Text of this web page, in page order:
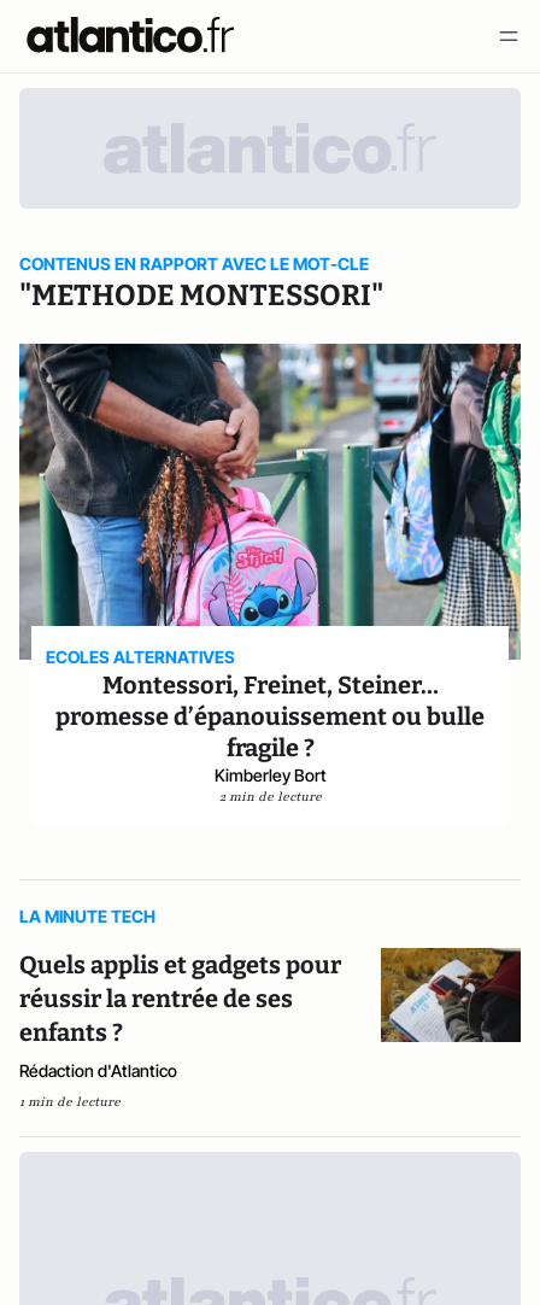
CONTENUS EN RAPPORT AVEC LE MOT-CLE
"METHODE MONTESSORI"
ECOLES ALTERNATIVES
Montessori, Freinet, Steiner…
promesse d’épanouissement ou bulle
fragile ?
Kimberley Bort
2 min de lecture
LA MINUTE TECH
Quels applis et gadgets pour
réussir la rentrée de ses
enfants ?
Rédaction d'Atlantico
1 min de lecture